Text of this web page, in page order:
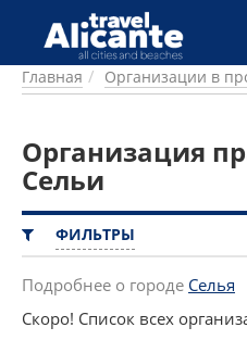
Перейти к основному
ГОРОДА
ПИТАНИЕ
ПРОЖИВАНИЕ
КЕМПИНГ
КОМАРКИ (РАЙОНЫ)
РЕЦЕПТЫ
Главная Организации в
Организация
Сельи
ФИЛЬТРЫ
Подробнее о городе Селья
Скоро! Список всех